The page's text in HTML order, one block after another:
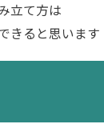
立て方は
きると思います